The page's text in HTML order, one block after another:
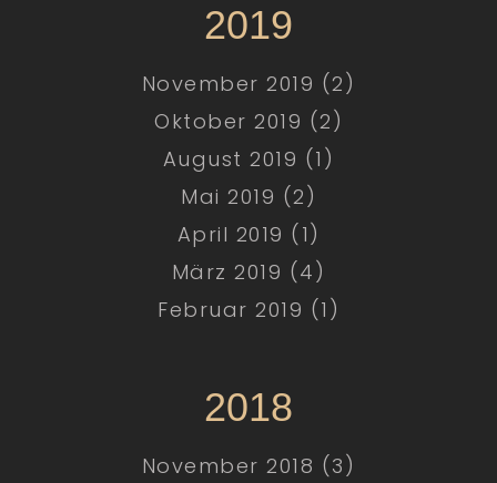
2019
November 2019 (2)
Oktober 2019 (2)
August 2019 (1)
Mai 2019 (2)
April 2019 (1)
März 2019 (4)
Februar 2019 (1)
2018
November 2018 (3)